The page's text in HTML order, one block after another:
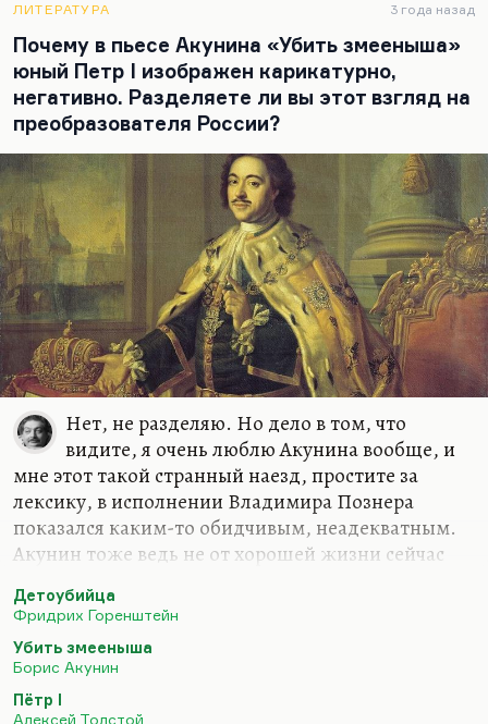
особенно в «Петре и Алексее» от этой схемы
умозрительной очень сильно отошел. Но схема
именно такова — огосударствление веры,
появление антихристовой церкви — церкви
государства. Волан-де-Морт — это совсем другое
явление, и явление…
ЛИТЕРАТУРА 3 года назад
Почему в пьесе Акунина «Убить змееныша»
юный Петр I изображен карикатурно,
негативно. Разделяете ли вы этот взгляд на
преобразователя России?
Нет, не разделяю. Но дело в том, что
видите, я очень люблю Акунина вообще, и
мне этот такой странный наезд, простите за
лексику, в исполнении Владимира Познера
показался каким-то обидчивым, неадекватным.
Акунин тоже ведь не от хорошей жизни сейчас
подчеркивать, что это его личный выбор. Выбор,
да не совсем. Поэтому видите ли, в любом случае
здесь хочется вспомнить Вознесенского того же:
«Врут, что Ленин был в эмиграции (кто вне Родины —
эмигрант). Всю Россию, степную, горячую, он носил в
Детоубийца
Фридрих Горенштейн
Убить змееныша
Борис Акунин
Пётр I
Алексей Толстой